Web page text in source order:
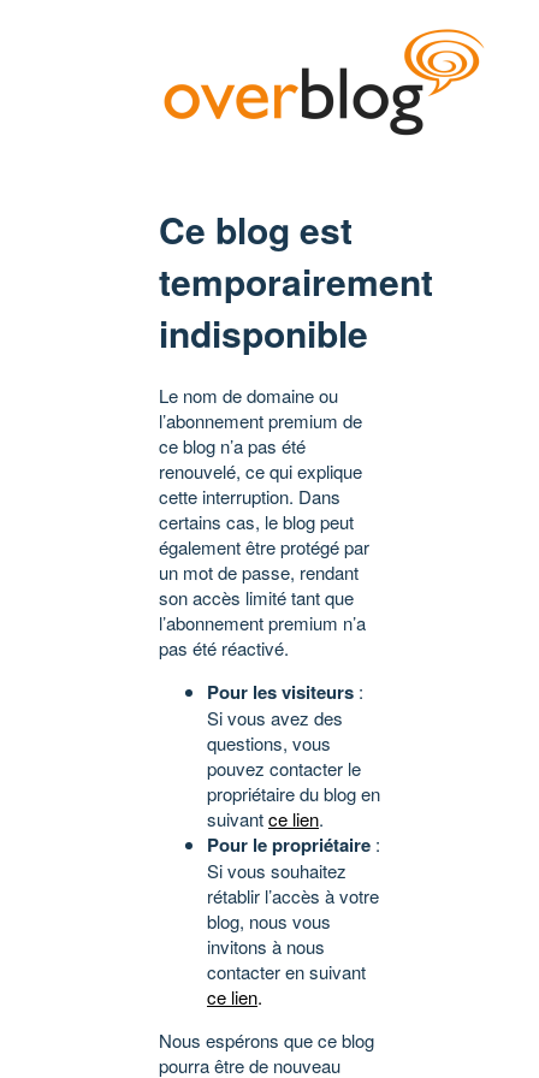
Ce blog est
temporairement
indisponible
Le nom de domaine ou
l’abonnement premium de
ce blog n’a pas été
renouvelé, ce qui explique
cette interruption. Dans
certains cas, le blog peut
également être protégé par
un mot de passe, rendant
son accès limité tant que
l’abonnement premium n’a
pas été réactivé.
Pour les visiteurs :
Si vous avez des
questions, vous
pouvez contacter le
propriétaire du blog en
suivantce lien.
Pour le propriétaire :
Si vous souhaitez
rétablir l’accès à votre
blog, nous vous
invitons à nous
contacter en suivant
ce lien.
Nous espérons que ce blog
pourra être de nouveau